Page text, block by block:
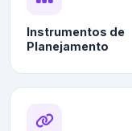
Instrumentos de
Planejamento